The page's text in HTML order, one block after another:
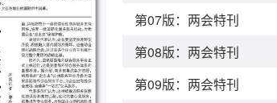
第07版：两会特刊
第08版：两会特刊
第09版：两会特刊